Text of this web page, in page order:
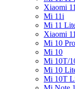
Xiaomi
Mi 11i
Mi 11
Xiaomi
Mi 10 Pro
Mi 10
Mi 10T/
Mi 10
Mi 10T